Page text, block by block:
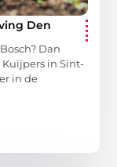
Den
Dan
in Sint-
in de